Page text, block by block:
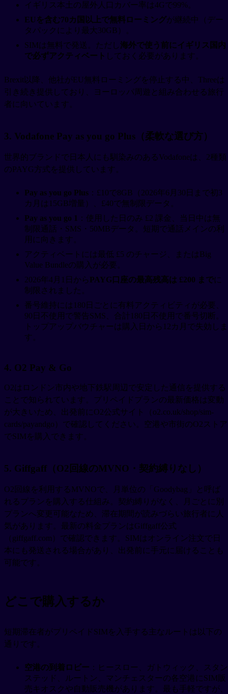
イギリス本土の屋外人口カバー率は4Gで99%。
EUを含む70カ国以上で無料ローミングが継続中（デー
タパックにより最大30GB）。
SIMは無料で発送。ただし海外で使う前にイギリス国内
で必ずアクティベート しておく必要があります。
Brexit以降、他社がEU無料ローミングを停止する中、Threeは
引き続き提供しており、ヨーロッパ周遊と組み合わせる旅行
者に向いています。
3. Vodafone Pay as you go Plus（柔軟な選び方）
世界的ブランドで日本人にも馴染みのあるVodafoneは、2種類
のPAYG方式を提供しています。
Pay as you go Plus ：£10で8GB（2026年6月30日まで初3
カ月は15GB増量）、£40で無制限データ。
Pay as you go 1 ：使用した日のみ £2 課金、当日中は無
制限通話・SMS・50MBデータ。短期で通話メインの利
用に向きます。
アクティベートには最低 £5 のチャージ、またはBig
Value Bundleの購入が必要。
2026年4月1日から PAYG口座の最高残高は £200 までに
制限されました。
番号維持には180日ごとに有料アクティビティが必要、
90日不使用で警告SMS、合計180日不使用で番号切断。
トップアップバウチャーは購入日から12カ月で失効しま
す。
4. O2 Pay & Go
O2はロンドン市内や地下鉄駅周辺で安定した通信を提供する
ことで知られています。プリペイドプランの最新価格は変動
が大きいため、出発前にO2公式サイト（o2.co.uk/shop/sim-
cards/payandgo）で確認してください。空港や市街のO2ストア
でSIMを購入できます。
5. Giffgaff（O2回線のMVNO・契約縛りなし）
O2回線を利用するMVNOで、月単位の「Goodybag」と呼ば
れるプランを購入する仕組み。契約縛りがなく、月ごとに別
プランへ変更可能なため、滞在期間が読みづらい旅行者に人
気があります。最新の料金プランはGiffgaff公式
（giffgaff.com）で確認できます。SIMはオンライン注文で日
本にも発送される場合があり、出発前に手元に届けることも
可能です。
どこで購入するか
短期滞在者がプリペイドSIMを入手する主なルートは以下の
通りです。
空港の到着ロビー ：ヒースロー、ガトウィック、スタン
ステッド、ルートン、マンチェスターの各空港にSIM販
売キオスクや自動販売機があります。最も手軽ですが、